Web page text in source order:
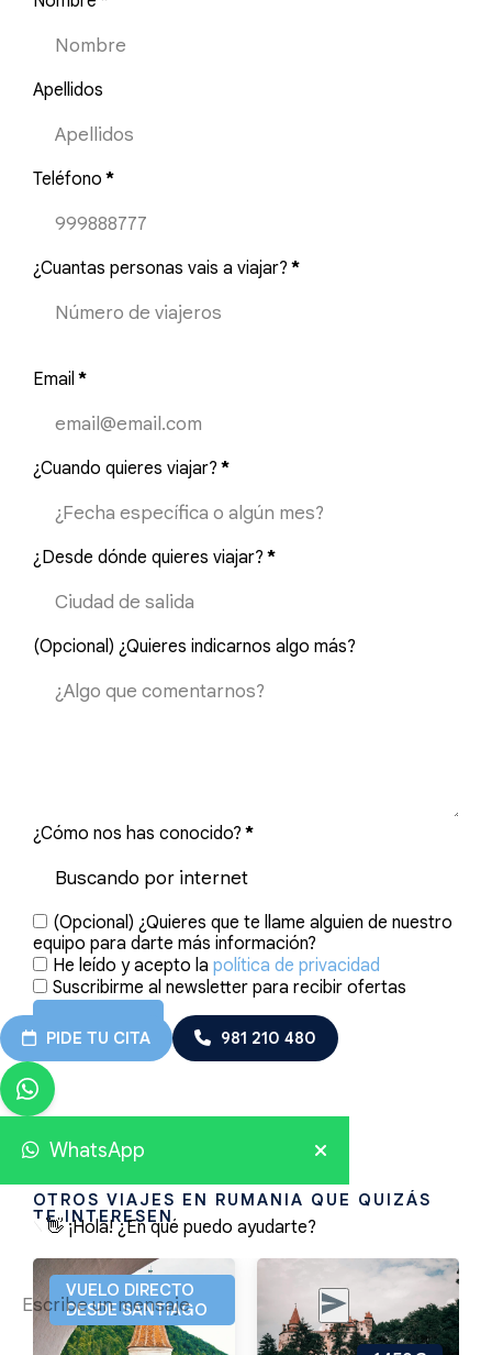
Apellidos
Teléfono *
¿Cuantas personas vais a viajar? *
Email *
¿Cuando quieres viajar? *
¿Desde dónde quieres viajar? *
(Opcional) ¿Quieres indicarnos algo más?
¿Cómo nos has conocido? *
(Opcional) ¿Quieres que te llame alguien de nuestro
equipo para darte más información?
He leído y acepto la política de privacidad
Suscribirme al newsletter para recibir ofertas
ENVIAR
Viajes relacionados
OTROS VIAJES EN RUMANIA QUE QUIZÁS
TE INTERESEN
VUELO DIRECTO
DESDE SANTIAGO
PIDE TU CITA 981 210 480
WhatsApp
👋 ¡Hola! ¿En qué puedo ayudarte?